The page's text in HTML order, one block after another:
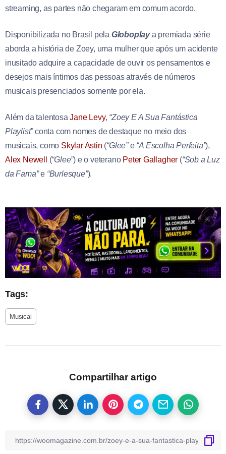
streaming, as partes não chegaram em comum acordo.
Disponibilizada no Brasil pela Globoplaya premiada série
aborda a história de Zoey, uma mulher que após um acidente
inusitado adquire a capacidade de ouvir os pensamentos e
desejos mais íntimos das pessoas através de números
musicais presenciados somente por ela.
Além da talentosaJane Levy, “Zoey E A Sua Fantástica
Playlist”conta com nomes de destaque no meio dos
musicais, como Skylar Astin (“Glee”e “A Escolha Perfeita”),
Alex Newell
(“Glee”) e o veterano Peter Gallagher (“Sob a Luz
da Fama”e “Burlesque”).
Tags:
Musical
Compartilhar artigo